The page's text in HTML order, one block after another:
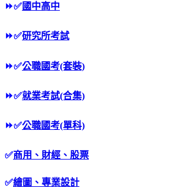
⏩✅國中高中
⏩✅研究所考試
⏩✅公職國考(套裝)
⏩✅就業考試(合集)
⏩✅公職國考(單科)
✅商用、財經、股票
✅繪圖、專業設計